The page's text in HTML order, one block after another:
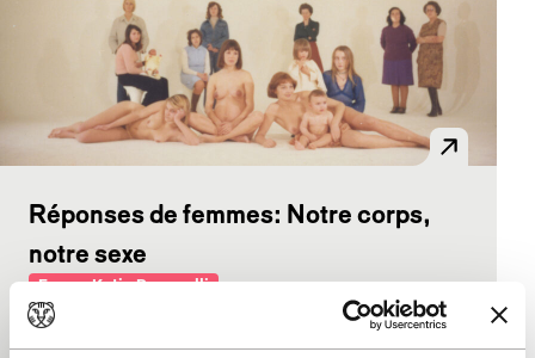
Réponses de femmes: Notre corps,
notre sexe
Focus: Katja Raganelli
Wat betekent het om vrouw te zijn? Vrouwen van